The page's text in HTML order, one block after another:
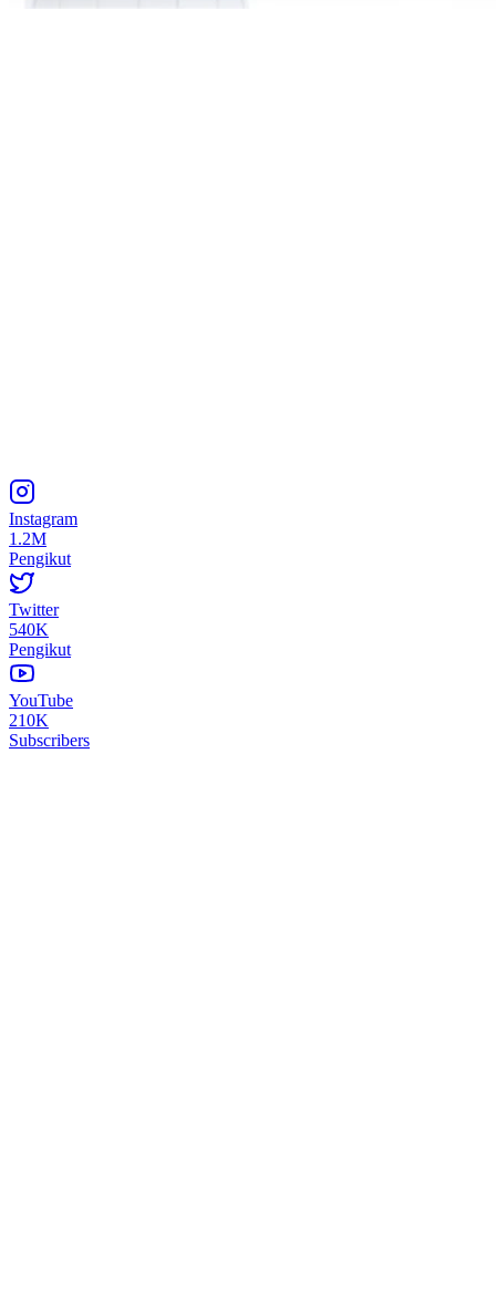
Instagram
1.2M
Pengikut
Twitter
540K
Pengikut
YouTube
210K
Subscribers